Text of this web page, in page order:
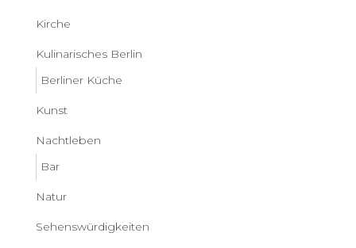
Kirche
Kulinarisches Berlin
Berliner Küche
Kunst
Nachtleben
Bar
Natur
Sehenswürdigkeiten